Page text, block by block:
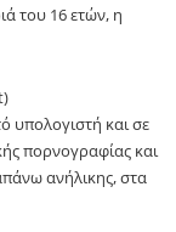
του 16 ετών, η
υπολογιστή και σε
πορνογραφίας και
ανήλικης, στα